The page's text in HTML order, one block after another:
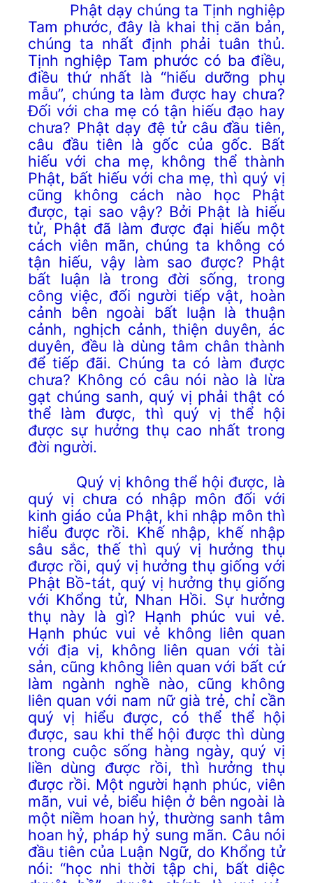
Phật dạy chúng ta Tịnh nghiệp
Tam phước, đây là khai thị căn bản,
chúng ta nhất định phải tuân thủ.
Tịnh nghiệp Tam phước có ba điều,
điều thứ nhất là “hiếu dưỡng phụ
mẫu”, chúng ta làm được hay chưa?
Đối với cha mẹ có tận hiếu đạo hay
chưa? Phật dạy đệ tử câu đầu tiên,
câu đầu tiên là gốc của gốc. Bất
hiếu với cha mẹ, không thể thành
Phật, bất hiếu với cha mẹ, thì quý vị
cũng không cách nào học Phật
được, tại sao vậy? Bởi Phật là hiếu
tử, Phật đã làm được đại hiếu một
cách viên mãn, chúng ta không có
tận hiếu, vậy làm sao được? Phật
bất luận là trong đời sống, trong
công việc, đối người tiếp vật, hoàn
cảnh bên ngoài bất luận là thuận
cảnh, nghịch cảnh, thiện duyên, ác
duyên, đều là dùng tâm chân thành
để tiếp đãi. Chúng ta có làm được
chưa? Không có câu nói nào là lừa
gạt chúng sanh, quý vị phải thật có
thể làm được, thì quý vị thể hội
được sự hưởng thụ cao nhất trong
đời người.
Quý vị không thể hội được, là
quý vị chưa có nhập môn đối với
kinh giáo của Phật, khi nhập môn thì
hiểu được rồi. Khế nhập, khế nhập
sâu sắc, thế thì quý vị hưởng thụ
được rồi, quý vị hưởng thụ giống với
Phật Bồ-tát, quý vị hưởng thụ giống
với Khổng tử, Nhan Hồi. Sự hưởng
thụ này là gì? Hạnh phúc vui vẻ.
Hạnh phúc vui vẻ không liên quan
với địa vị, không liên quan với tài
sản, cũng không liên quan với bất cứ
làm ngành nghề nào, cũng không
liên quan với nam nữ già trẻ, chỉ cần
quý vị hiểu được, có thể thể hội
được, sau khi thể hội được thì dùng
trong cuộc sống hàng ngày, quý vị
liền dùng được rồi, thì hưởng thụ
được rồi. Một người hạnh phúc, viên
mãn, vui vẻ, biểu hiện ở bên ngoài là
một niềm hoan hỷ, thường sanh tâm
hoan hỷ, pháp hỷ sung mãn. Câu nói
đầu tiên của Luận Ngữ, do Khổng tử
nói: “học nhi thời tập chi, bất diệc